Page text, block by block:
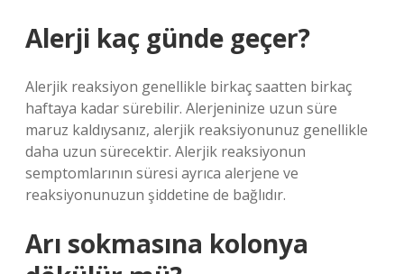
Alerji kaç günde geçer?
Alerjik reaksiyon genellikle birkaç saatten birkaç
haftaya kadar sürebilir. Alerjeninize uzun süre
maruz kaldıysanız, alerjik reaksiyonunuz genellikle
daha uzun sürecektir. Alerjik reaksiyonun
semptomlarının süresi ayrıca alerjene ve
reaksiyonunuzun şiddetine de bağlıdır.
Arı sokmasına kolonya